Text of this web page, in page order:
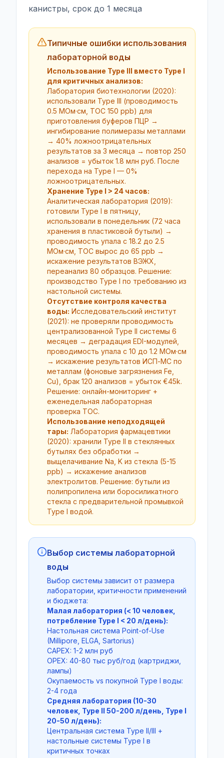
канистры, срок до 1 месяца
Типичные ошибки использования
лабораторной воды
Использование Type III вместо Type I
для критичных анализов:
Лаборатория биотехнологии (2020):
использовали Type III (проводимость
0.5 МОм·см, TOC 150 ppb) для
приготовления буферов ПЦР →
ингибирование полимеразы металлами
→ 40% ложноотрицательных
результатов за 3 месяца → повтор 250
анализов = убыток 1.8 млн руб. После
перехода на Type I — 0%
ложноотрицательных.
Хранение Type I > 24 часов:
Аналитическая лаборатория (2019):
готовили Type I в пятницу,
использовали в понедельник (72 часа
хранения в пластиковой бутыли) →
проводимость упала с 18.2 до 2.5
МОм·см, TOC вырос до 65 ppb →
искажение результатов ВЭЖХ,
переанализ 80 образцов. Решение:
производство Type I по требованию из
настольной системы.
Отсутствие контроля качества
воды: Исследовательский институт
(2021): не проверяли проводимость
централизованной Type II системы 6
месяцев → деградация EDI-модулей,
проводимость упала с 10 до 1.2 МОм·см
→ искажение результатов ИСП-МС по
металлам (фоновые загрязнения Fe,
Cu), брак 120 анализов = убыток €45k.
Решение: онлайн-мониторинг +
еженедельная лабораторная
проверка TOC.
Использование неподходящей
тары: Лаборатория фармацевтики
(2020): хранили Type II в стеклянных
бутылях без обработки →
выщелачивание Na, K из стекла (5-15
ppb) → искажение анализов
электролитов. Решение: бутыли из
полипропилена или боросиликатного
стекла с предварительной промывкой
Type I водой.
Выбор системы лабораторной
воды
Выбор системы зависит от размера
лаборатории, критичности применений
и бюджета:
Малая лаборатория (< 10 человек,
потребление Type I < 20 л/день):
Настольная система Point-of-Use
(Millipore, ELGA, Sartorius)
CAPEX: 1-2 млн руб
OPEX: 40-80 тыс руб/год (картриджи,
лампы)
Окупаемость vs покупной Type I воды:
2-4 года
Средняя лаборатория (10-30
человек, Type II 50-200 л/день, Type I
20-50 л/день):
Центральная система Type II/III +
настольные системы Type I в
критичных точках